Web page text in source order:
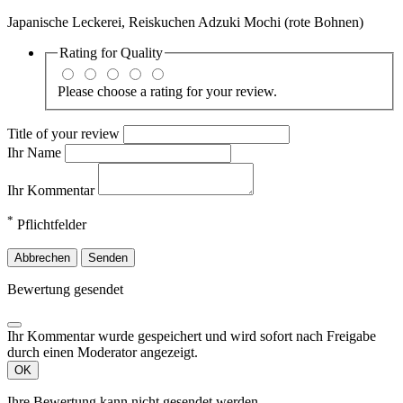
Japanische Leckerei, Reiskuchen Adzuki Mochi (rote Bohnen)
Rating forQuality
Please choose a rating for your review.
Title of your review
Ihr Name
Ihr Kommentar
* Pflichtfelder
Abbrechen Senden
Bewertung gesendet
Ihr Kommentar wurde gespeichert und wird sofort nach Freigabe
durch einen Moderator angezeigt.
OK